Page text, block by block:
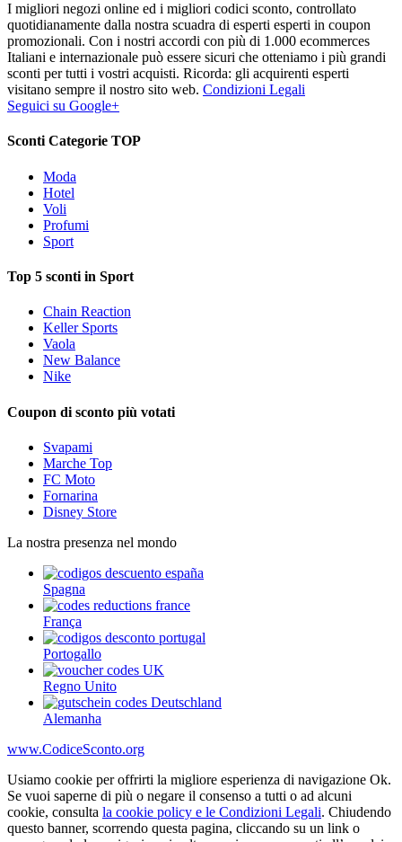
I migliori negozi online ed i migliori codici sconto, controllato
quotidianamente dalla nostra scuadra di esperti esperti in coupon
promozionali. Con i nostri accordi con più di 1.000 ecommerces
Italiani e internazionale può essere sicuri che otteniamo i più grandi
sconti per tutti i vostri acquisti. Ricorda: gli acquirenti esperti
visitano sempre il nostro sito web. Condizioni Legali
Seguici su Google+
Sconti Categorie TOP
Moda
Hotel
Voli
Profumi
Sport
Top 5 sconti in Sport
Chain Reaction
Keller Sports
Vaola
New Balance
Nike
Coupon di sconto più votati
Svapami
Marche Top
FC Moto
Fornarina
Disney Store
La nostra presenza nel mondo
Spagna
França
Portogallo
Regno Unito
Alemanha
www.CodiceSconto.org
Usiamo cookie per offrirti la migliore esperienza di navigazione Ok.
Se vuoi saperne di più o negare il consenso a tutti o ad alcuni
cookie, consulta la cookie policy e le Condizioni Legali. Chiudendo
questo banner, scorrendo questa pagina, cliccando su un link o